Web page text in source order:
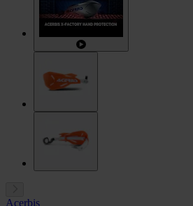
Acerbis